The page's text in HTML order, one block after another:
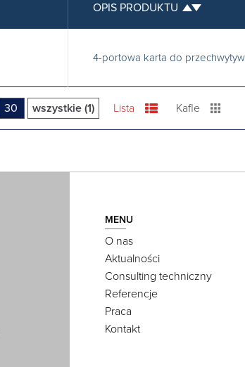
OPIS PRODUKTU
4-portowa karta do
30 wszystkie (1) Lista Kafle
MENU
O nas
Aktualności
Consulting techniczny
Referencje
Praca
Kontakt